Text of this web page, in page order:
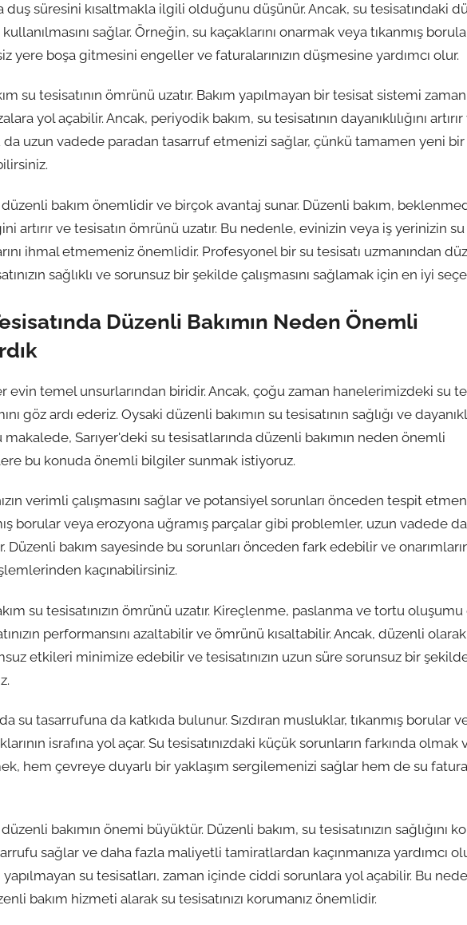
duş süresini kısaltmakla ilgili olduğunu düşünür. Ancak, su tesisatındaki
sağlar. Örneğin, su kaçaklarını onarmak veya tıkanmış
yere boşa gitmesini engeller ve faturalarınızın düşmesine yardımcı olur.
su tesisatının ömrünü uzatır. Bakım yapılmayan bir tesisat sistemi
yol açabilir. Ancak, periyodik bakım, su tesisatının dayanıklılığını
da uzun vadede paradan tasarruf etmenizi sağlar, çünkü tamamen yeni
düzenli bakım önemlidir ve birçok avantaj sunar. Düzenli bakım,
artırır ve tesisatın ömrünü uzatır. Bu nedenle, evinizin veya iş yerinizin su
ihmal etmemeniz önemlidir. Profesyonel bir su tesisatı uzmanından
sağlıklı ve sorunsuz bir şekilde çalışmasını sağlamak için en iyi
Düzenli Bakımın Neden Önemli
evin temel unsurlarından biridir. Ancak, çoğu zaman hanelerimizdeki su
göz ardı ederiz. Oysaki düzenli bakımın su tesisatının sağlığı ve
makalede, Sarıyer'deki su tesisatlarında düzenli bakımın neden önemli
bu konuda önemli bilgiler sunmak istiyoruz.
verimli çalışmasını sağlar ve potansiyel sorunları önceden tespit
borular veya erozyona uğramış parçalar gibi problemler, uzun vadede
Düzenli bakım sayesinde bu sorunları önceden fark edebilir ve
kaçınabilirsiniz.
su tesisatınızın ömrünü uzatır. Kireçlenme, paslanma ve tortu
performansını azaltabilir ve ömrünü kısaltabilir. Ancak, düzenli olarak
etkileri minimize edebilir ve tesisatınızın uzun süre sorunsuz bir
su tasarrufuna da katkıda bulunur. Sızdıran musluklar, tıkanmış borular
israfına yol açar. Su tesisatınızdaki küçük sorunların farkında olmak
hem çevreye duyarlı bir yaklaşım sergilemenizi sağlar hem de su
bakımın önemi büyüktür. Düzenli bakım, su tesisatınızın sağlığını
sağlar ve daha fazla maliyetli tamiratlardan kaçınmanıza yardımcı
su tesisatları, zaman içinde ciddi sorunlara yol açabilir. Bu
bakım hizmeti alarak su tesisatınızı korumanız önemlidir.